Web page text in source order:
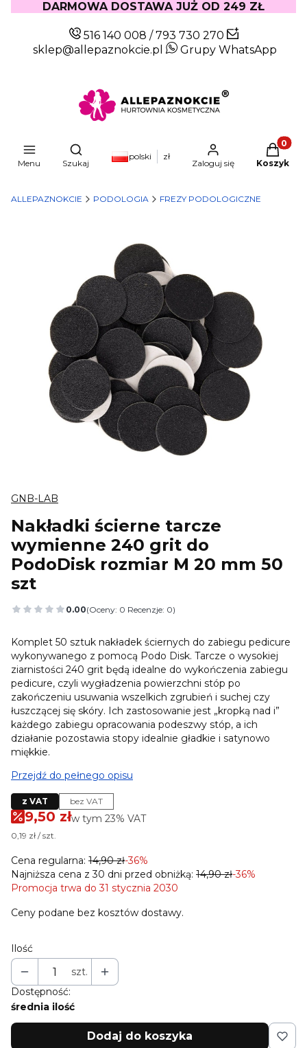
DARMOWA DOSTAWA JUŻ OD 249 ZŁ
516 140 008 /793 730 270
sklep@allepaznokcie.pl
Grupy WhatsApp
Menu
Otwórz wyszukiwarkę
Szukaj
polski zł
Zaloguj się Koszyk
ALLEPAZNOKCIE PODOLOGIA FREZY PODOLOGICZNE
GNB-LAB
Nakładki ścierne tarcze
wymienne 240 grit do
PodoDisk rozmiar M 20 mm 50
szt
0.00(Oceny: 0 Recenzje: 0)
Przejdź do sekcji Opinie
Komplet 50 sztuk nakładek ściernych do zabiegu pedicure
wykonywanego z pomocą Podo Disk. Tarcze o wysokiej
ziarnistości 240 grit będą idealne do wykończenia zabiegu
pedicure, czyli wygładzenia powierzchni stóp po
zakończeniu usuwania wszelkich zgrubień i suchej czy
łuszczącej się skóry. Ich zastosowanie jest „kropką nad i”
każdego zabiegu opracowania podeszwy stóp, a ich
działanie pozostawia stopy idealnie gładkie i satynowo
miękkie.
Przejdź do pełnego opisu
z VAT bez VAT
9,50 złw tym 23% VAT
w tym 23% VAT
0,19 zł / szt.
Cena regularna: 14,90 zł-36%
Najniższa cena z 30 dni przed obniżką: 14,90 zł-36%
Promocja trwa do 31 stycznia 2030
Ceny podane bez kosztów dostawy.
Ilość
szt.
Dostępność:
średnia ilość
Dodaj do koszyka